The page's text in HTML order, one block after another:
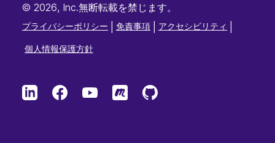
© 2026, Inc.無断転載を禁じます。
プライバシーポリシー 免責事項 アクセシビリティ
個人情報保護方針